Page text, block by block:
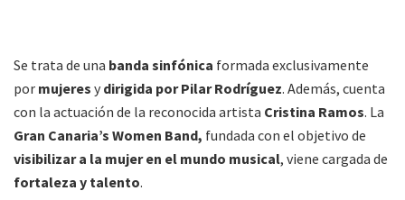
Se trata de una banda sinfónica formada exclusivamente
por mujeres y dirigida por Pilar Rodríguez. Además, cuenta
con la actuación de la reconocida artista Cristina Ramos. La
Gran Canaria’s Women Band, fundada con el objetivo de
visibilizar a la mujer en el mundo musical, viene cargada de
fortaleza y talento.